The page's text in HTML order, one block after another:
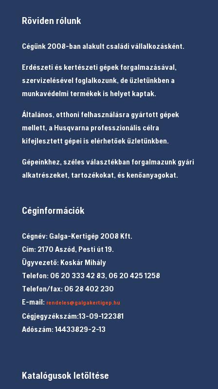
Röviden rólunk
Cégünk 2008-ban alakult családi vállalkozásként.
Erdészeti és kertészeti gépek forgalmazásával,
szervizelésével foglalkozunk, de üzletünkben a
munkavédelmi termékek is helyet kaptak.
Általános, otthoni felhasználásra gyártott gépek
mellett, a Husqvarna professzionális célra
kifejlesztett gépei is elérhetőek üzletünkben.
Gépeinkhez, széles választékban forgalmazunk gyári
alkatrészeket, tartozékokat, és kenőanyagokat.
Céginformációk
Cégnév: Galga-Kertigép 2008 Kft.
Cím: 2170 Aszód, Pesti út 19.
Ügyvezető: Koskár Mihály
Telefon: 06 20 333 42 83, 06 20 425 1258
Telefon/fax: 06 28 402 230
E-mail: rendeles@galgakertigep.hu
Cégjegyzékszám:13-09-122381
Adószám: 14433829-2-13
Katalógusok letöltése